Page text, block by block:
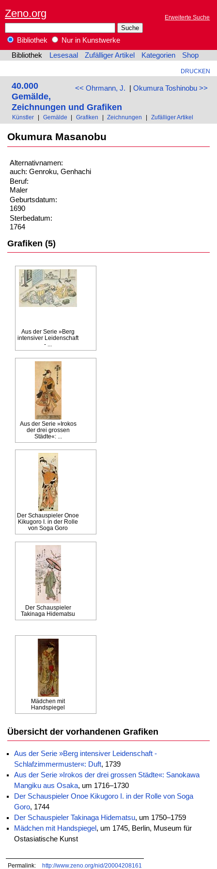
Zeno.org Erweiterte Suche
Bibliothek
Nur in Kunstwerke
Bibliothek
Lesesaal Zufälliger Artikel Kategorien Shop
DRUCKEN
<< Ohrmann, J. | Okumura Toshinobu >>
40.000
Gemälde,
Zeichnungen und Grafiken
Künstler Gemälde Grafiken Zeichnungen Zufälliger Artikel
Okumura Masanobu
Alternativnamen:
auch: Genroku, Genhachi
Beruf:
Maler
Geburtsdatum:
1690
Sterbedatum:
1764
Grafiken (5)
Aus der Serie »Berg
intensiver Leidenschaft
- ...
Aus der Serie »Irokos
der drei grossen
Städte«: ...
Der Schauspieler Onoe
Kikugoro I. in der Rolle
von Soga Goro
Der Schauspieler
Takinaga Hidematsu
Mädchen mit
Handspiegel
Übersicht der vorhandenen Grafiken
Aus der Serie »Berg intensiver Leidenschaft -
Schlafzimmermuster«: Duft, 1739
Aus der Serie »Irokos der drei grossen Städte«: Sanokawa
Mangiku aus Osaka, um 1716–1730
Der Schauspieler Onoe Kikugoro I. in der Rolle von Soga
Goro, 1744
Der Schauspieler Takinaga Hidematsu, um 1750–1759
Mädchen mit Handspiegel , um 1745, Berlin, Museum für
Ostasiatische Kunst
Permalink: http://www.zeno.org/nid/20004208161